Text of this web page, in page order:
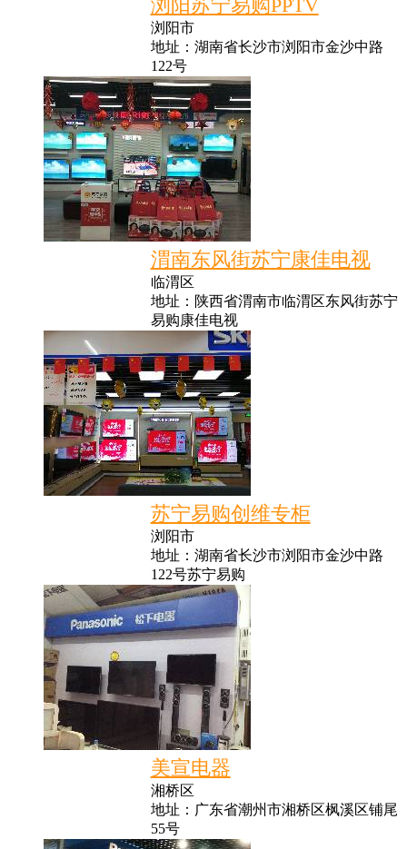
浏阳苏宁易购PPTV
浏阳市
地址：湖南省长沙市浏阳市金沙中路
122号
渭南东风街苏宁康佳电视
临渭区
地址：陕西省渭南市临渭区东风街苏宁
易购康佳电视
苏宁易购创维专柜
浏阳市
地址：湖南省长沙市浏阳市金沙中路
122号苏宁易购
美宣电器
湘桥区
地址：广东省潮州市湘桥区枫溪区铺尾
55号